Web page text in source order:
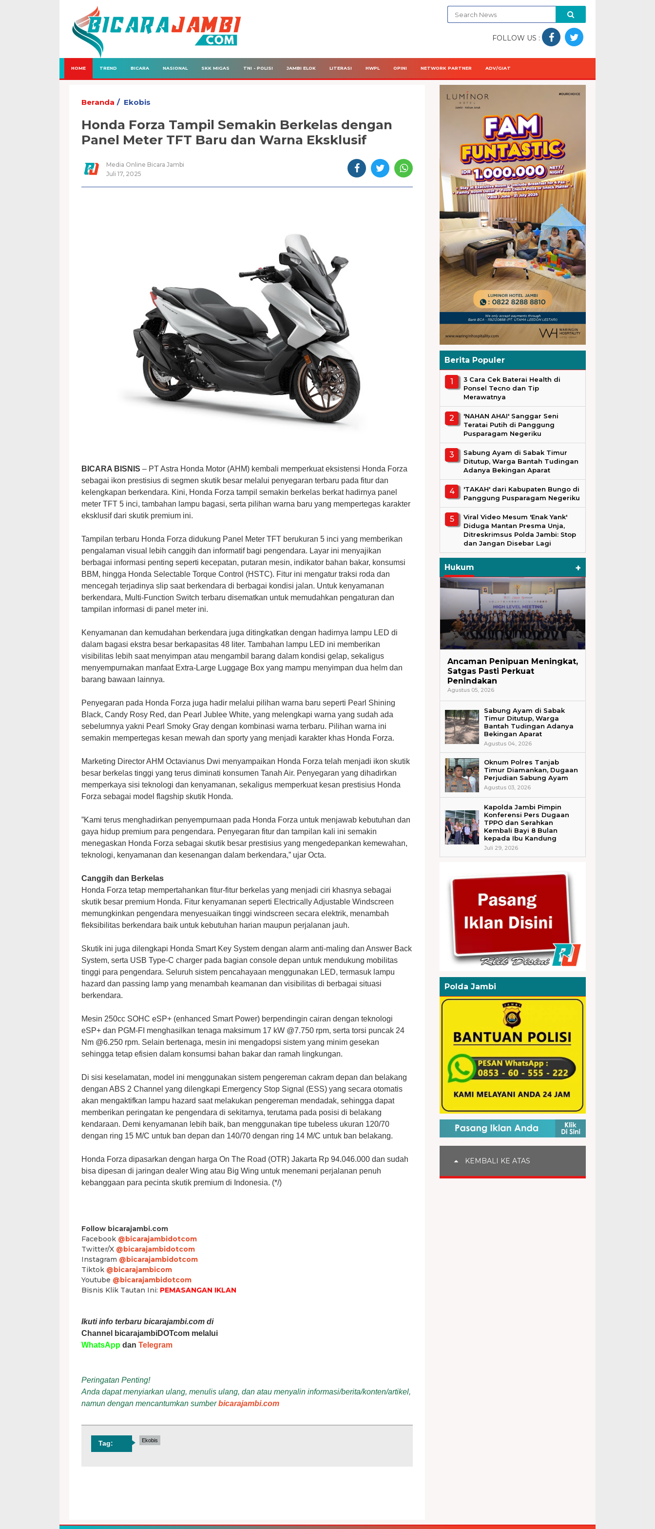
FOLLOW US :
HOME TREND BICARA NASIONAL SKK MIGAS TNI - POLISI JAMBI ELOK LITERASI HWPL OPINI NETWORK PARTNER ADV/GIAT
Beranda Ekobis
Honda Forza Tampil Semakin Berkelas dengan
Panel Meter TFT Baru dan Warna Eksklusif
Media Online Bicara Jambi
Juli 17, 2025
BICARA BISNIS – PT Astra Honda Motor (AHM) kembali memperkuat eksistensi Honda Forza
sebagai ikon prestisius di segmen skutik besar melalui penyegaran terbaru pada fitur dan
kelengkapan berkendara. Kini, Honda Forza tampil semakin berkelas berkat hadirnya panel
meter TFT 5 inci, tambahan lampu bagasi, serta pilihan warna baru yang mempertegas karakter
eksklusif dari skutik premium ini.
Tampilan terbaru Honda Forza didukung Panel Meter TFT berukuran 5 inci yang memberikan
pengalaman visual lebih canggih dan informatif bagi pengendara. Layar ini menyajikan
berbagai informasi penting seperti kecepatan, putaran mesin, indikator bahan bakar, konsumsi
BBM, hingga Honda Selectable Torque Control (HSTC). Fitur ini mengatur traksi roda dan
mencegah terjadinya slip saat berkendara di berbagai kondisi jalan. Untuk kenyamanan
berkendara, Multi-Function Switch terbaru disematkan untuk memudahkan pengaturan dan
tampilan informasi di panel meter ini.
Kenyamanan dan kemudahan berkendara juga ditingkatkan dengan hadirnya lampu LED di
dalam bagasi ekstra besar berkapasitas 48 liter. Tambahan lampu LED ini memberikan
visibilitas lebih saat menyimpan atau mengambil barang dalam kondisi gelap, sekaligus
menyempurnakan manfaat Extra-Large Luggage Box yang mampu menyimpan dua helm dan
barang bawaan lainnya.
Penyegaran pada Honda Forza juga hadir melalui pilihan warna baru seperti Pearl Shining
Black, Candy Rosy Red, dan Pearl Jublee White, yang melengkapi warna yang sudah ada
sebelumnya yakni Pearl Smoky Gray dengan kombinasi warna terbaru. Pilihan warna ini
semakin mempertegas kesan mewah dan sporty yang menjadi karakter khas Honda Forza.
Marketing Director AHM Octavianus Dwi menyampaikan Honda Forza telah menjadi ikon skutik
besar berkelas tinggi yang terus diminati konsumen Tanah Air. Penyegaran yang dihadirkan
memperkaya sisi teknologi dan kenyamanan, sekaligus memperkuat kesan prestisius Honda
Forza sebagai model flagship skutik Honda.
”Kami terus menghadirkan penyempurnaan pada Honda Forza untuk menjawab kebutuhan dan
gaya hidup premium para pengendara. Penyegaran fitur dan tampilan kali ini semakin
menegaskan Honda Forza sebagai skutik besar prestisius yang mengedepankan kemewahan,
teknologi, kenyamanan dan kesenangan dalam berkendara,” ujar Octa.
Canggih dan Berkelas
Honda Forza tetap mempertahankan fitur-fitur berkelas yang menjadi ciri khasnya sebagai
skutik besar premium Honda. Fitur kenyamanan seperti Electrically Adjustable Windscreen
memungkinkan pengendara menyesuaikan tinggi windscreen secara elektrik, menambah
fleksibilitas berkendara baik untuk kebutuhan harian maupun perjalanan jauh.
Skutik ini juga dilengkapi Honda Smart Key System dengan alarm anti-maling dan Answer Back
System, serta USB Type-C charger pada bagian console depan untuk mendukung mobilitas
tinggi para pengendara. Seluruh sistem pencahayaan menggunakan LED, termasuk lampu
hazard dan passing lamp yang menambah keamanan dan visibilitas di berbagai situasi
berkendara.
Mesin 250cc SOHC eSP+ (enhanced Smart Power) berpendingin cairan dengan teknologi
eSP+ dan PGM-FI menghasilkan tenaga maksimum 17 kW @7.750 rpm, serta torsi puncak 24
Nm @6.250 rpm. Selain bertenaga, mesin ini mengadopsi sistem yang minim gesekan
sehingga tetap efisien dalam konsumsi bahan bakar dan ramah lingkungan.
Di sisi keselamatan, model ini menggunakan sistem pengereman cakram depan dan belakang
dengan ABS 2 Channel yang dilengkapi Emergency Stop Signal (ESS) yang secara otomatis
akan mengaktifkan lampu hazard saat melakukan pengereman mendadak, sehingga dapat
memberikan peringatan ke pengendara di sekitarnya, terutama pada posisi di belakang
kendaraan. Demi kenyamanan lebih baik, ban menggunakan tipe tubeless ukuran 120/70
dengan ring 15 M/C untuk ban depan dan 140/70 dengan ring 14 M/C untuk ban belakang.
Honda Forza dipasarkan dengan harga On The Road (OTR) Jakarta Rp 94.046.000 dan sudah
bisa dipesan di jaringan dealer Wing atau Big Wing untuk menemani perjalanan penuh
kebanggaan para pecinta skutik premium di Indonesia. (*/)
Follow bicarajambi.com
Facebook @bicarajambidotcom
Twitter/X @bicarajambidotcom
Instagram @bicarajambidotcom
Tiktok @bicarajambicom
Youtube @bicarajambidotcom
Bisnis Klik Tautan Ini: PEMASANGAN IKLAN
Ikuti info terbaru bicarajambi.com di
Channel bicarajambiDOTcom melalui
WhatsApp dan Telegram
Peringatan Penting!
Anda dapat menyiarkan ulang, menulis ulang, dan atau menyalin informasi/berita/konten/artikel,
namun dengan mencantumkan sumberbicarajambi.com
Tag: Ekobis
Berita Populer
3 Cara Cek Baterai Health di
Ponsel Tecno dan Tip
Merawatnya
'NAHAN AHAI' Sanggar Seni
Teratai Putih di Panggung
Pusparagam Negeriku
Sabung Ayam di Sabak Timur
Ditutup, Warga Bantah Tudingan
Adanya Bekingan Aparat
'TAKAH' dari Kabupaten Bungo di
Panggung Pusparagam Negeriku
Viral Video Mesum 'Enak Yank'
Diduga Mantan Presma Unja,
Ditreskrimsus Polda Jambi: Stop
dan Jangan Disebar Lagi
Hukum +
Ancaman Penipuan Meningkat,
Satgas Pasti Perkuat
Penindakan
Agustus 05, 2026
Sabung Ayam di Sabak
Timur Ditutup, Warga
Bantah Tudingan Adanya
Bekingan Aparat
Agustus 04, 2026
Oknum Polres Tanjab
Timur Diamankan, Dugaan
Perjudian Sabung Ayam
Agustus 03, 2026
Kapolda Jambi Pimpin
Konferensi Pers Dugaan
TPPO dan Serahkan
Kembali Bayi 8 Bulan
kepada Ibu Kandung
Juli 29, 2026
Polda Jambi
KEMBALI KE ATAS